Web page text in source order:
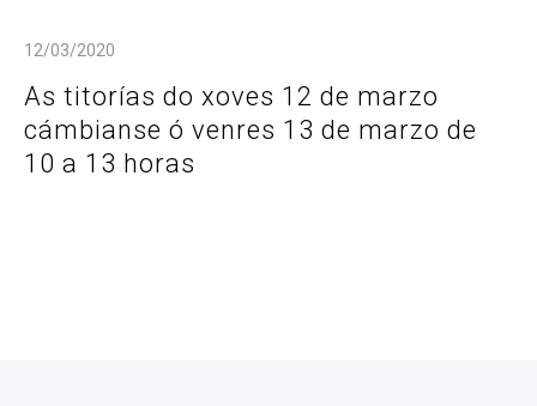
12/03/2020
As titorías do xoves 12 de marzo
cámbianse ó venres 13 de marzo de
10 a 13 horas